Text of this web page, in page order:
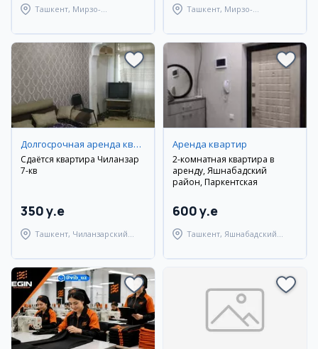
Ташкент, Мирзо-
Ташкент, Мирзо-
Долгосрочная аренда квартир
Сдаётся квартира Чиланзар
7-кв
350 y.e
Ташкент, Чиланзарский
Аренда квартир
2-комнатная квартира в
аренду, Яшнабадский
район, Паркентская
600 y.e
Ташкент, Яшнабадский